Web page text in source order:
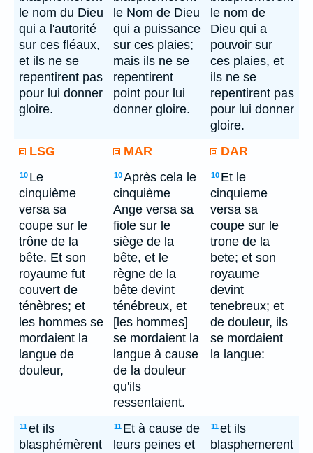
le nom du Dieu
qui a l'autorité
sur ces fléaux,
et ils ne se
repentirent pas
pour lui donner
gloire.
le Nom de Dieu
qui a puissance
sur ces plaies;
mais ils ne se
repentirent
point pour lui
donner gloire.
le nom de
Dieu qui a
pouvoir sur
ces plaies, et
ils ne se
repentirent pas
pour lui donner
gloire.
LSG
MAR DAR
10 Le
cinquième
versa sa
coupe sur le
trône de la
bête. Et son
royaume fut
couvert de
ténèbres; et
les hommes se
mordaient la
langue de
douleur,
10Après cela le
cinquième
Ange versa sa
fiole sur le
siège de la
bête, et le
règne de la
bête devint
ténébreux, et
[les hommes]
se mordaient la
langue à cause
de la douleur
qu'ils
ressentaient.
10 Et le
cinquieme
versa sa
coupe sur le
trone de la
bete; et son
royaume
devint
tenebreux; et
de douleur, ils
se mordaient
la langue:
11et ils
blasphémèrent
11 Et à cause de
leurs peines et
11et ils
blasphemerent